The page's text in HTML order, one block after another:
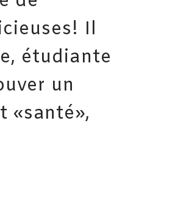
Il
étudiante
un
«santé»,